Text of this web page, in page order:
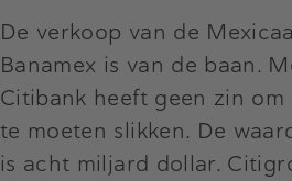
De verkoop van de
Banamex is van de baan.
Citibank heeft geen zin om
te moeten slikken. De
is acht miljard dollar.